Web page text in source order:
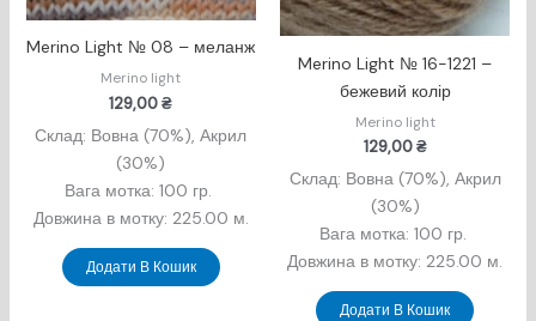
Merino Light № 08 – меланж
Merino light
129,00₴
Склад: Вовна (70%), Акрил
(30%)
Вага мотка: 100 гр.
Довжина в мотку: 225.00 м.
Додати В Кошик
Merino Light № 16-1221 –
бежевий колір
Merino light
129,00₴
Склад: Вовна (70%), Акрил
(30%)
Вага мотка: 100 гр.
Довжина в мотку: 225.00 м.
Додати В Кошик